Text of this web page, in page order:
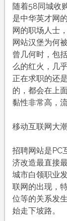
随着58同城收
是中华英才网
网的职场人士
网站汉堡为何
曾几何时，包
么的红火，几
正在求职的还
的，都会在上
黏性非常高，
移动互联网大
招聘网站是PC
济改造最直接
城市白领职业
联网的出现，
位等的关系发
始走下坡路。